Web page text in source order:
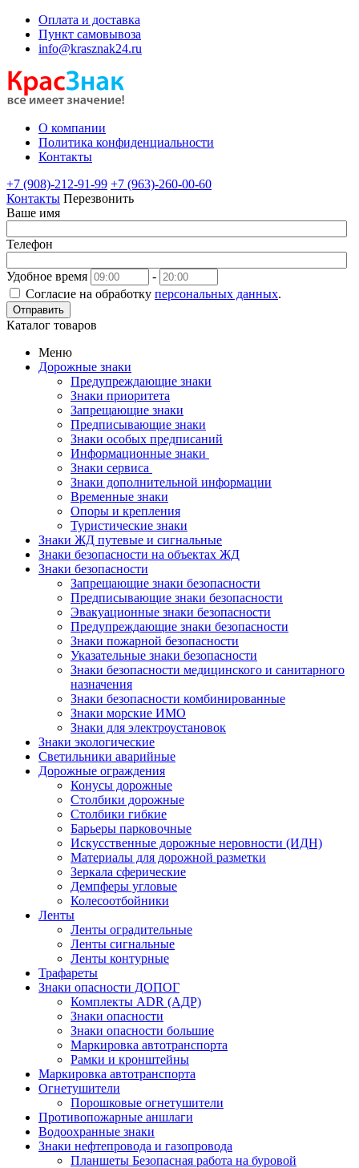
Оплата и доставка
Пункт самовывоза
info@krasznak24.ru
О компании
Политика конфиденциальности
Контакты
+7 (908)-212-91-99 +7 (963)-260-00-60
Контакты Перезвонить
Ваше имя
Телефон
Удобное время
-
Согласие на обработку персональных данных.
Отправить
Каталог товаров
Меню
Дорожные знаки
Предупреждающие знаки
Знаки приоритета
Запрещающие знаки
Предписывающие знаки
Знаки особых предписаний
Информационные знаки
Знаки сервиса
Знаки дополнительной информации
Временные знаки
Опоры и крепления
Туристические знаки
Знаки ЖД путевые и сигнальные
Знаки безопасности на объектах ЖД
Знаки безопасности
Запрещающие знаки безопасности
Предписывающие знаки безопасности
Эвакуационные знаки безопасности
Предупреждающие знаки безопасности
Знаки пожарной безопасности
Указательные знаки безопасности
Знаки безопасности медицинского и санитарного
назначения
Знаки безопасности комбинированные
Знаки морские ИМО
Знаки для электроустановок
Знаки экологические
Светильники аварийные
Дорожные ограждения
Конусы дорожные
Столбики дорожные
Столбики гибкие
Барьеры парковочные
Искусственные дорожные неровности (ИДН)
Материалы для дорожной разметки
Зеркала сферические
Демпферы угловые
Колесоотбойники
Ленты
Ленты оградительные
Ленты сигнальные
Ленты контурные
Трафареты
Знаки опасности ДОПОГ
Комплекты ADR (АДР)
Знаки опасности
Знаки опасности большие
Маркировка автотранспорта
Рамки и кронштейны
Маркировка автотранспорта
Огнетушители
Порошковые огнетушители
Противопожарные аншлаги
Водоохранные знаки
Знаки нефтепровода и газопровода
Планшеты Безопасная работа на буровой